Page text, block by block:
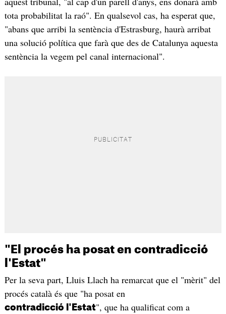
tota probabilitat la raó". En qualsevol cas, ha esperat que,
"abans que arribi la sentència d'Estrasburg, haurà arribat
una solució política que farà que des de Catalunya aquesta
sentència la vegem pel canal internacional".
"El procés ha posat en contradicció
l'Estat"
Per la seva part, Lluis Llach ha remarcat que el "mèrit" del
procés català és que "ha posat en
contradicció l'Estat", que ha qualificat com a